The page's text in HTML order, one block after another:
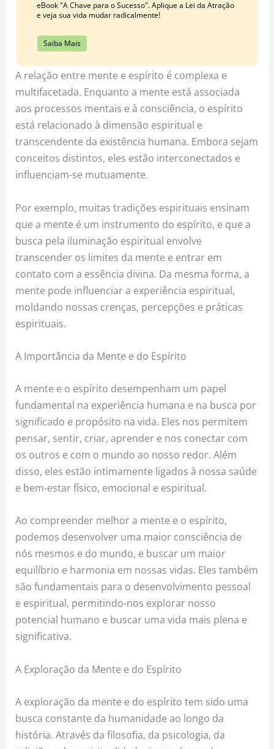
eBook "A Chave para o Sucesso". Aplique a Lei da Atração
e veja sua vida mudar radicalmente!
Saiba Mais
A relação entre mente e espírito é complexa e
multifacetada. Enquanto a mente está associada
aos processos mentais e à consciência, o espírito
está relacionado à dimensão espiritual e
transcendente da existência humana. Embora sejam
conceitos distintos, eles estão interconectados e
influenciam-se mutuamente.
Por exemplo, muitas tradições espirituais ensinam
que a mente é um instrumento do espírito, e que a
busca pela iluminação espiritual envolve
transcender os limites da mente e entrar em
contato com a essência divina. Da mesma forma, a
mente pode influenciar a experiência espiritual,
moldando nossas crenças, percepções e práticas
espirituais.
A Importância da Mente e do Espírito
A mente e o espírito desempenham um papel
fundamental na experiência humana e na busca por
significado e propósito na vida. Eles nos permitem
pensar, sentir, criar, aprender e nos conectar com
os outros e com o mundo ao nosso redor. Além
disso, eles estão intimamente ligados à nossa saúde
e bem-estar físico, emocional e espiritual.
Ao compreender melhor a mente e o espírito,
podemos desenvolver uma maior consciência de
nós mesmos e do mundo, e buscar um maior
equilíbrio e harmonia em nossas vidas. Eles também
são fundamentais para o desenvolvimento pessoal
e espiritual, permitindo-nos explorar nosso
potencial humano e buscar uma vida mais plena e
significativa.
A Exploração da Mente e do Espírito
A exploração da mente e do espírito tem sido uma
busca constante da humanidade ao longo da
história. Através da filosofia, da psicologia, da